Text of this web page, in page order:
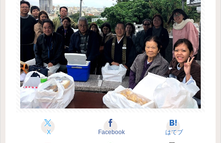
X Facebook はてブ